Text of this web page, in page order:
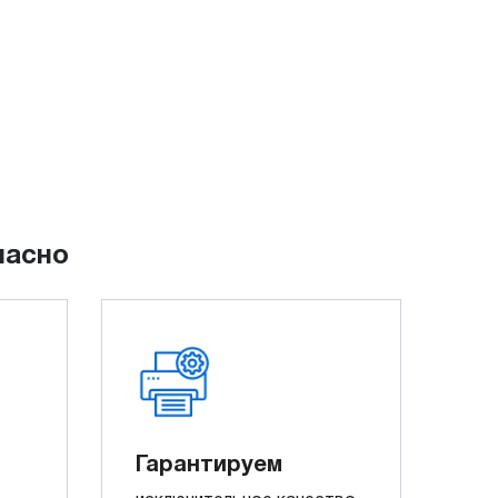
Гарантируем